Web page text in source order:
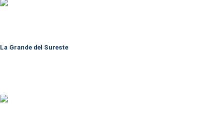
La Grande del Sureste